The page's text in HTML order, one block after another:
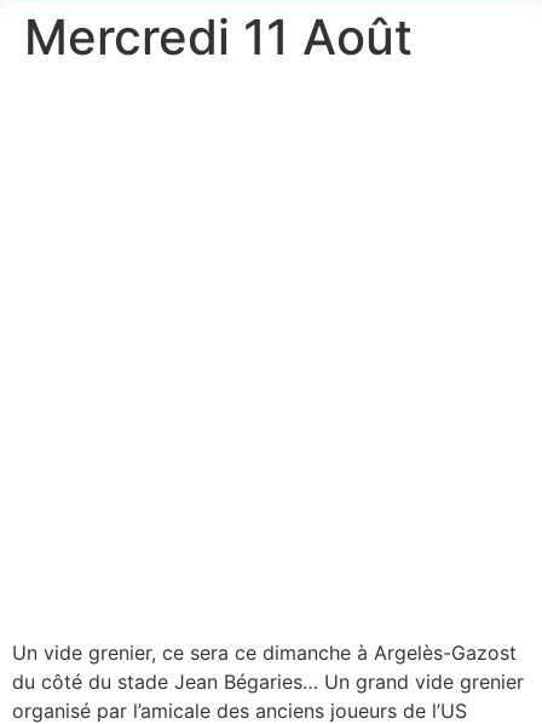
Mercredi 11 Août
Un vide grenier, ce sera ce dimanche à Argelès-Gazost
du côté du stade Jean Bégaries… Un grand vide grenier
organisé par l’amicale des anciens joueurs de l’US